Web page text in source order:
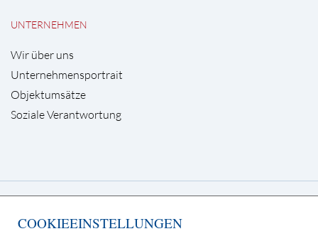
UNTERNEHMEN
Wir über uns
Unternehmensportrait
Objektumsätze
Soziale Verantwortung
Kurfürstendamm 65, 10707 Berlin
COOKIEEINSTELLUNGEN